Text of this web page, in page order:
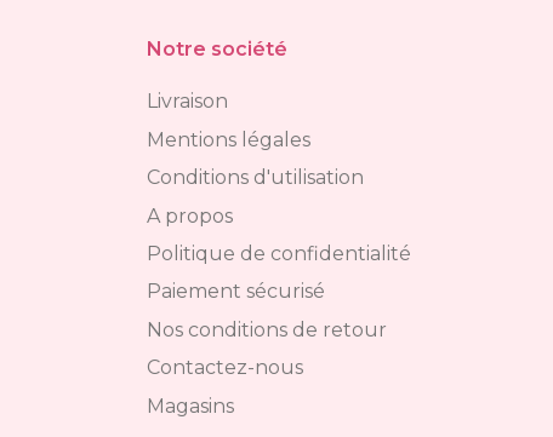
Notre société
Livraison
Mentions légales
Conditions d'utilisation
A propos
Politique de confidentialité
Paiement sécurisé
Nos conditions de retour
Contactez-nous
Magasins